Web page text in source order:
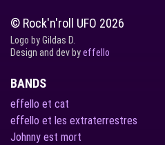
© Rock'n'roll UFO 2026
Logo by Gildas D.
Design and dev byeffello
BANDS
effello et cat
effello et les extraterrestres
Johnny est mort